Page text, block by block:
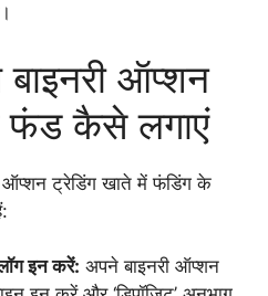
ऑप्शन
फंड कैसे लगाएं
ट्रेडिंग खाते में फंडिंग के
इन करें: अपने बाइनरी ऑप्शन